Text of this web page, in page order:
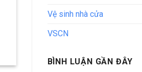
Vệ sinh nhà cửa
VSCN
BÌNH LUẬN GẦN ĐÂY